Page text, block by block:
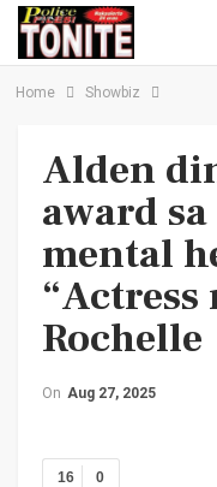
Home Showbiz
Alden
award
mental
Rochelle
On Aug 27, 2025
0
16